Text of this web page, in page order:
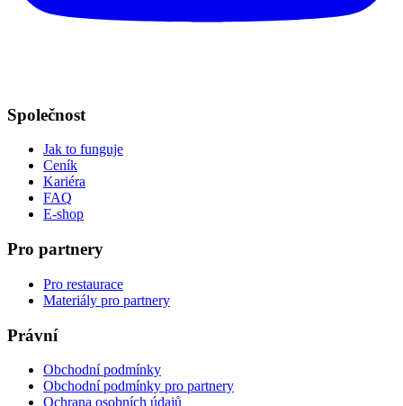
Společnost
Jak to funguje
Ceník
Kariéra
FAQ
E-shop
Pro partnery
Pro restaurace
Materiály pro partnery
Právní
Obchodní podmínky
Obchodní podmínky pro partnery
Ochrana osobních údajů